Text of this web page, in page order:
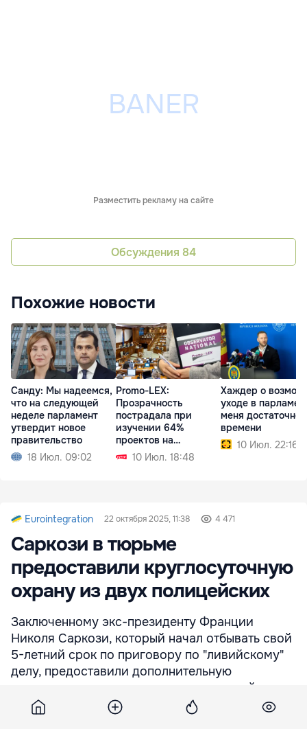
Разместить рекламу на сайте
Обсуждения 84
Похожие новости
Санду: Мы надеемся,
что на следующей
неделе парламент
утвердит новое
правительство
18 Июл. 09:02
Promo-LEX:
Прозрачность
пострадала при
изучении 64%
проектов на
заседании
парламента
10 Июл. 18:48
Хаждер о
уходе в
меня достаточно
времени
10 Июл. 22:16
Eurointegration 22 октября 2025, 11:38 4 471
Саркози в тюрьме
предоставили круглосуточную
охрану из двух полицейских
Заключенному экс-президенту Франции
Николя Саркози, который начал отбывать свой
5-летний срок по приговору по "ливийскому"
делу, предоставили дополнительную
круглосуточную охрану из двух полицейских,
что удивило персонал тюрьмы.